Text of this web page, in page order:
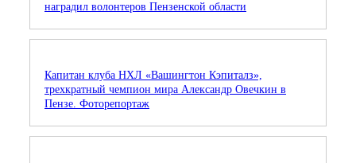
наградил волонтеров Пензенской области
Капитан клуба НХЛ «Вашингтон Кэпиталз»,
трехкратный чемпион мира Александр Овечкин в
Пензе. Фоторепортаж